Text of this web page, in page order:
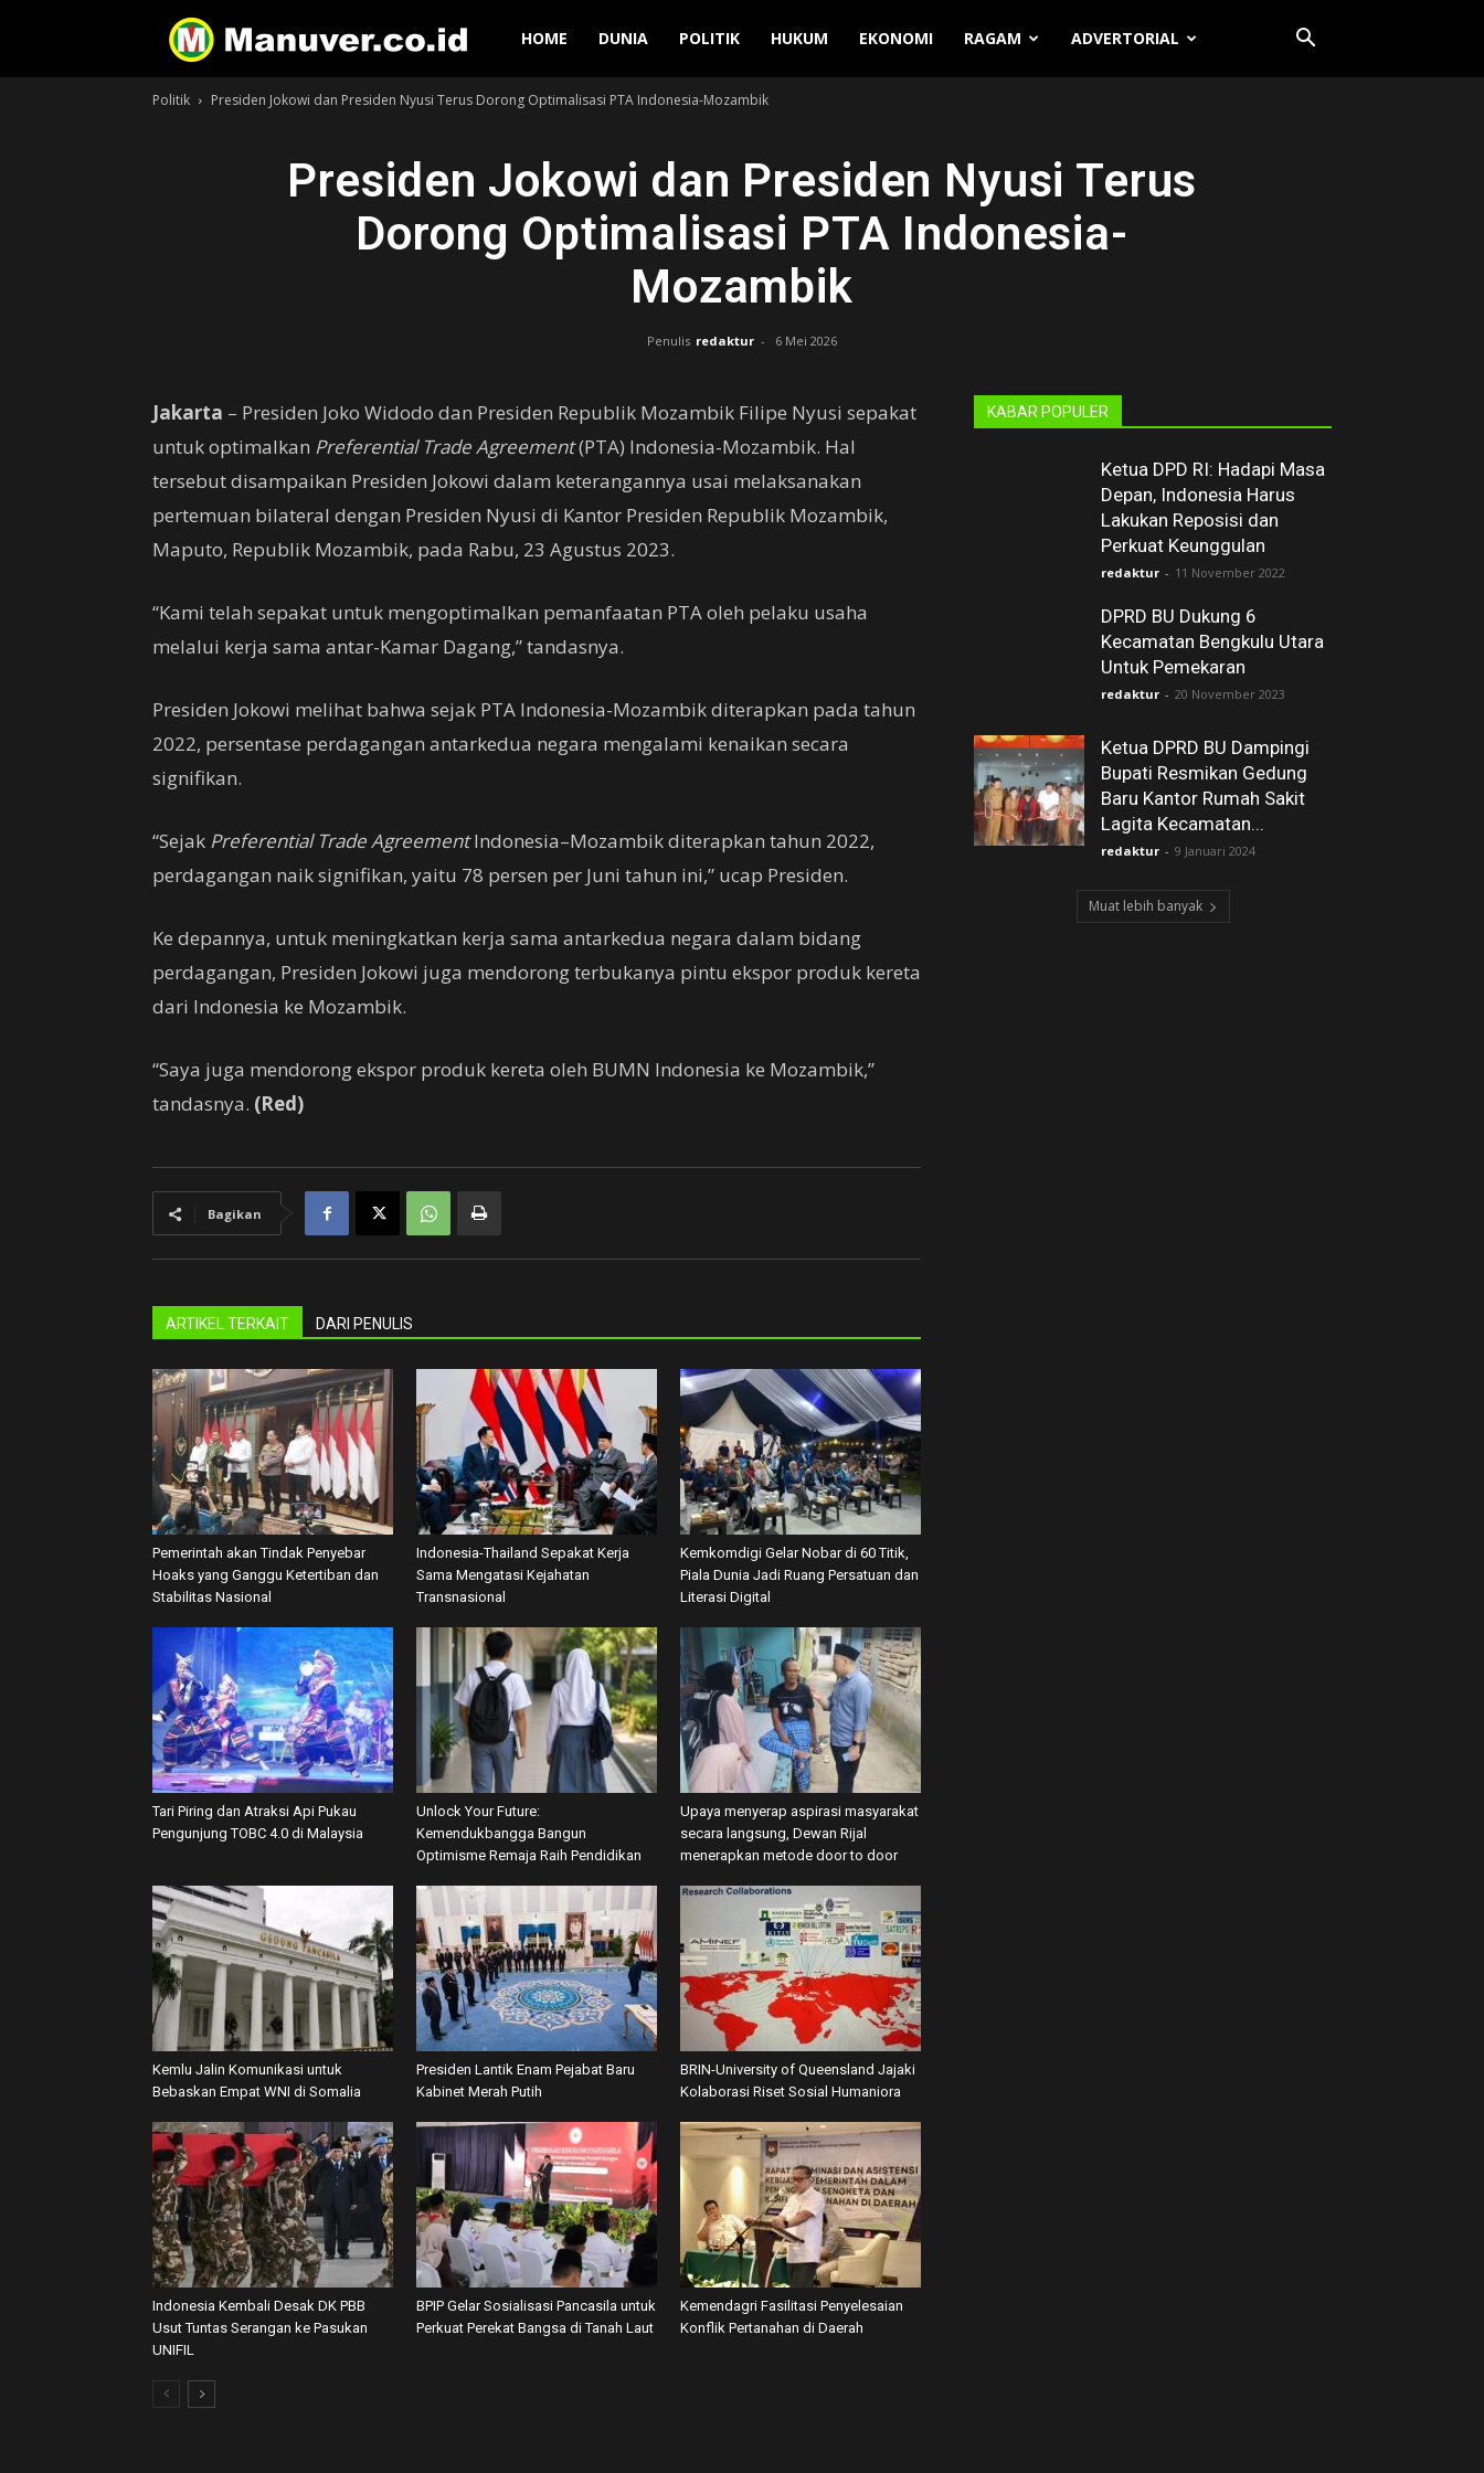
Manuver
HOME DUNIA POLITIK HUKUM EKONOMI RAGAM ADVERTORIAL
Politik Presiden Jokowi dan Presiden Nyusi Terus Dorong Optimalisasi PTA Indonesia-Mozambik
Presiden Jokowi dan Presiden Nyusi Terus
Dorong Optimalisasi PTA Indonesia-
Mozambik
Penulis redaktur - 6 Mei 2026
Jakarta – Presiden Joko Widodo dan Presiden Republik Mozambik Filipe Nyusi sepakat
untuk optimalkan Preferential Trade Agreement(PTA) Indonesia-Mozambik. Hal
tersebut disampaikan Presiden Jokowi dalam keterangannya usai melaksanakan
pertemuan bilateral dengan Presiden Nyusi di Kantor Presiden Republik Mozambik,
Maputo, Republik Mozambik, pada Rabu, 23 Agustus 2023.
“Kami telah sepakat untuk mengoptimalkan pemanfaatan PTA oleh pelaku usaha
melalui kerja sama antar-Kamar Dagang,” tandasnya.
Presiden Jokowi melihat bahwa sejak PTA Indonesia-Mozambik diterapkan pada tahun
2022, persentase perdagangan antarkedua negara mengalami kenaikan secara
signifikan.
“Sejak Preferential Trade AgreementIndonesia–Mozambik diterapkan tahun 2022,
perdagangan naik signifikan, yaitu 78 persen per Juni tahun ini,” ucap Presiden.
Ke depannya, untuk meningkatkan kerja sama antarkedua negara dalam bidang
perdagangan, Presiden Jokowi juga mendorong terbukanya pintu ekspor produk kereta
dari Indonesia ke Mozambik.
“Saya juga mendorong ekspor produk kereta oleh BUMN Indonesia ke Mozambik,”
tandasnya. (Red)
Bagikan
ARTIKEL TERKAIT DARI PENULIS
Pemerintah akan Tindak Penyebar
Hoaks yang Ganggu Ketertiban dan
Stabilitas Nasional
Indonesia-Thailand Sepakat Kerja
Sama Mengatasi Kejahatan
Transnasional
Kemkomdigi Gelar Nobar di 60 Titik,
Piala Dunia Jadi Ruang Persatuan dan
Literasi Digital
Tari Piring dan Atraksi Api Pukau
Pengunjung TOBC 4.0 di Malaysia
Unlock Your Future:
Kemendukbangga Bangun
Optimisme Remaja Raih Pendidikan
Upaya menyerap aspirasi masyarakat
secara langsung, Dewan Rijal
menerapkan metode door to door
Kemlu Jalin Komunikasi untuk
Bebaskan Empat WNI di Somalia
Presiden Lantik Enam Pejabat Baru
Kabinet Merah Putih
BRIN-University of Queensland Jajaki
Kolaborasi Riset Sosial Humaniora
Indonesia Kembali Desak DK PBB
Usut Tuntas Serangan ke Pasukan
UNIFIL
BPIP Gelar Sosialisasi Pancasila untuk
Perkuat Perekat Bangsa di Tanah Laut
Kemendagri Fasilitasi Penyelesaian
Konflik Pertanahan di Daerah
KABAR POPULER
Ketua DPD RI: Hadapi Masa
Depan, Indonesia Harus
Lakukan Reposisi dan
Perkuat Keunggulan
redaktur - 11 November 2022
DPRD BU Dukung 6
Kecamatan Bengkulu Utara
Untuk Pemekaran
redaktur - 20 November 2023
Ketua DPRD BU Dampingi
Bupati Resmikan Gedung
Baru Kantor Rumah Sakit
Lagita Kecamatan...
redaktur - 9 Januari 2024
Muat lebih banyak